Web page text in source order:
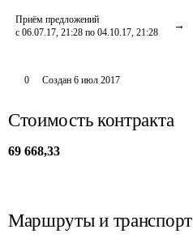
Приём предложений
с 06.07.17, 21:28 по 04.10.17, 21:28
0 Создан 6 июл 2017
Стоимость контракта
69 668,33
Маршруты и транспорт